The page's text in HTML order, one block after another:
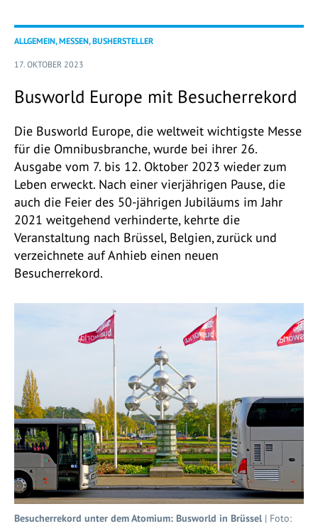
ALLGEMEIN, MESSEN, BUSHERSTELLER
17. OKTOBER 2023
Busworld Europe mit Besucherrekord
Die Busworld Europe, die weltweit wichtigste Messe
für die Omnibusbranche, wurde bei ihrer 26.
Ausgabe vom 7. bis 12. Oktober 2023 wieder zum
Leben erweckt. Nach einer vierjährigen Pause, die
auch die Feier des 50-jährigen Jubiläums im Jahr
2021 weitgehend verhinderte, kehrte die
Veranstaltung nach Brüssel, Belgien, zurück und
verzeichnete auf Anhieb einen neuen
Besucherrekord.
Besucherrekord unter dem Atomium: Busworld in Brüssel | Foto: